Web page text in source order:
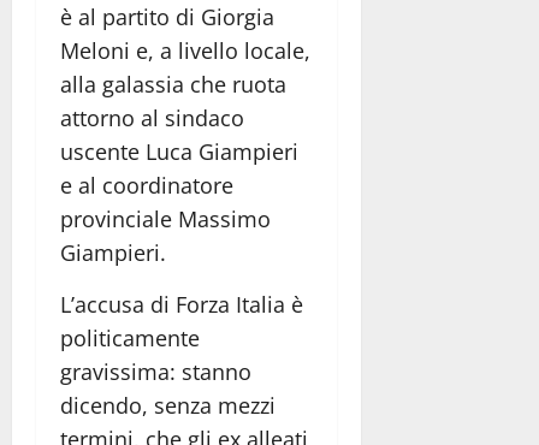
è al partito di Giorgia
Meloni e, a livello locale,
alla galassia che ruota
attorno al sindaco
uscente Luca Giampieri
e al coordinatore
provinciale Massimo
Giampieri.
L’accusa di Forza Italia è
politicamente
gravissima: stanno
dicendo, senza mezzi
termini, che gli ex alleati